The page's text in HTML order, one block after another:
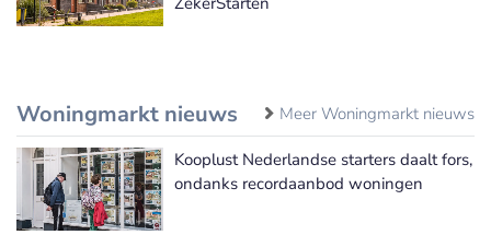
Woningmarkt nieuws Meer Woningmarkt nieuws
Kooplust Nederlandse starters daalt fors,
ondanks recordaanbod woningen